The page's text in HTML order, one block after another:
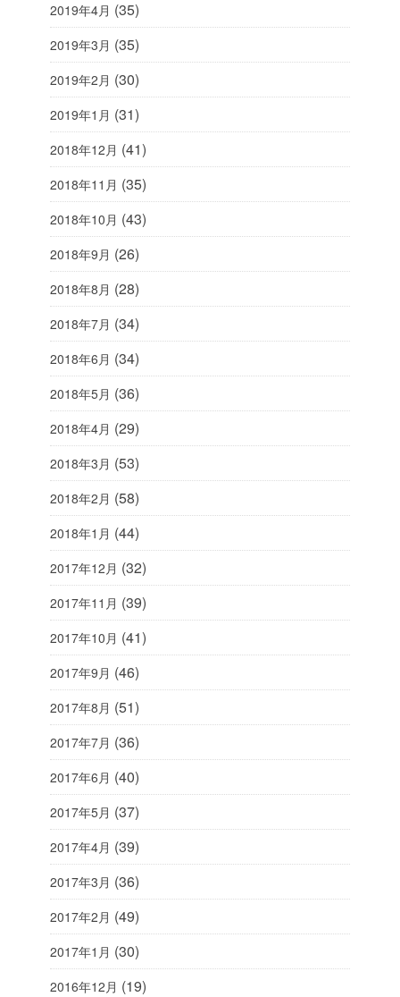
2019年4月 (35)
2019年3月 (35)
2019年2月 (30)
2019年1月 (31)
2018年12月 (41)
2018年11月 (35)
2018年10月 (43)
2018年9月 (26)
2018年8月 (28)
2018年7月 (34)
2018年6月 (34)
2018年5月 (36)
2018年4月 (29)
2018年3月 (53)
2018年2月 (58)
2018年1月 (44)
2017年12月 (32)
2017年11月 (39)
2017年10月 (41)
2017年9月 (46)
2017年8月 (51)
2017年7月 (36)
2017年6月 (40)
2017年5月 (37)
2017年4月 (39)
2017年3月 (36)
2017年2月 (49)
2017年1月 (30)
2016年12月 (19)